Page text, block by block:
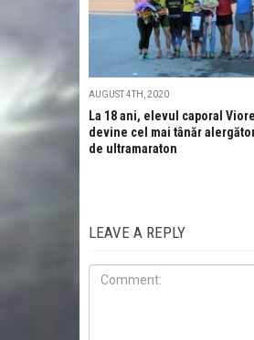
AUGUST 4TH, 2020
La 18 ani, elevul caporal
devine cel mai tânăr
de ultramaraton
LEAVE A REPLY